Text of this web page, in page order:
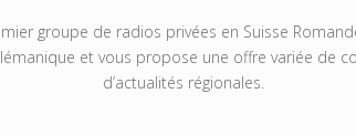
groupe de radios privées en Suisse
et vous propose une offre variée de
d’actualités régionales.